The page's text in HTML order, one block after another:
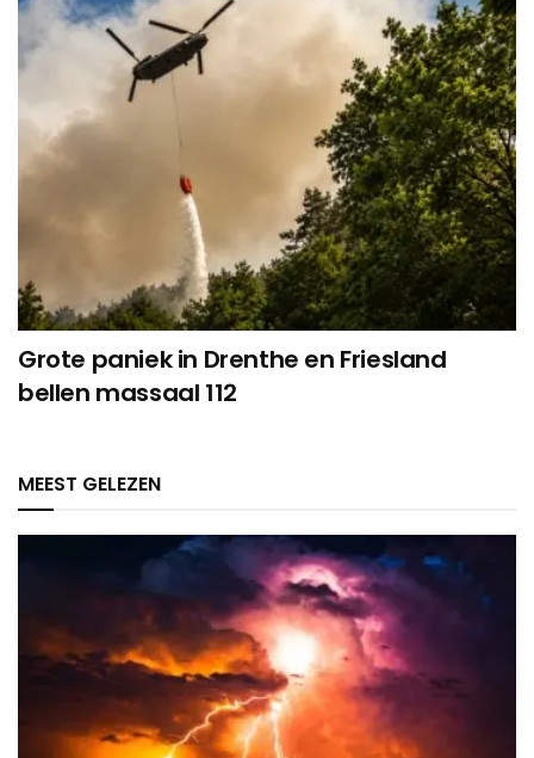
Grote paniek in Drenthe en Friesland
bellen massaal 112
MEEST GELEZEN